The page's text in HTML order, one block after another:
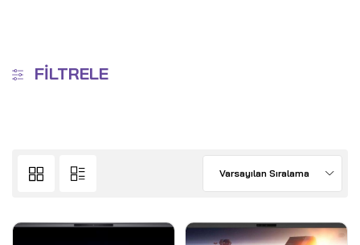
FILTRELE
Varsayılan Sıralama